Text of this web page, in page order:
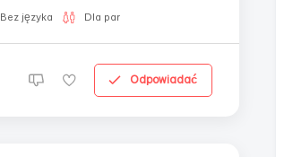
Bez języka Dla par
Odpowiadać